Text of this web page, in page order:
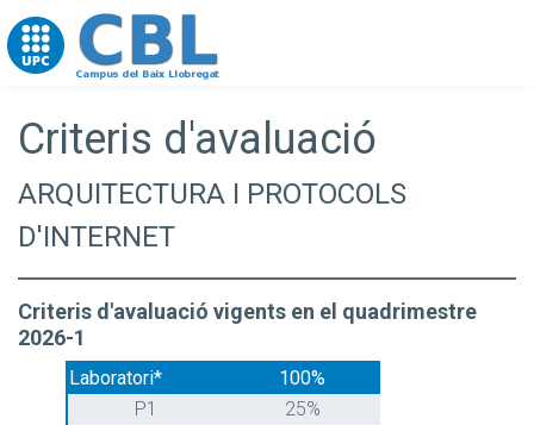
Go to upc.edu
Criteris d'avaluació
ARQUITECTURA I PROTOCOLS
D'INTERNET
Criteris d'avaluació vigents en el quadrimestre
2026-1
Laboratori*
100%
P1
25%